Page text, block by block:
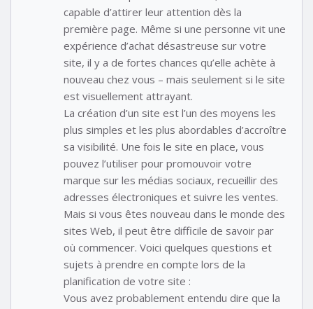
capable d’attirer leur attention dès la
première page. Même si une personne vit une
expérience d’achat désastreuse sur votre
site, il y a de fortes chances qu’elle achète à
nouveau chez vous – mais seulement si le site
est visuellement attrayant.
La création d’un site est l’un des moyens les
plus simples et les plus abordables d’accroître
sa visibilité. Une fois le site en place, vous
pouvez l’utiliser pour promouvoir votre
marque sur les médias sociaux, recueillir des
adresses électroniques et suivre les ventes.
Mais si vous êtes nouveau dans le monde des
sites Web, il peut être difficile de savoir par
où commencer. Voici quelques questions et
sujets à prendre en compte lors de la
planification de votre site :
Vous avez probablement entendu dire que la